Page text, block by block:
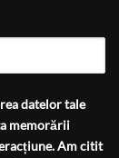
datelor tale
memorării
Am citit